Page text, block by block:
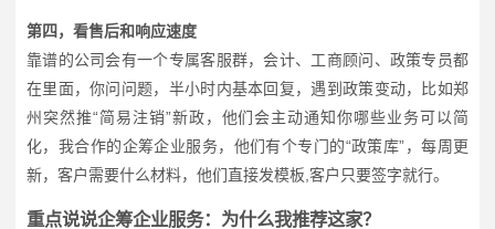
第四，看售后和响应速度
靠谱的公司会有一个专属客服群，会计、工商顾问、政策专员都
在里面，你问问题，半小时内基本回复，遇到政策变动，比如郑
州突然推“简易注销”新政，他们会主动通知你哪些业务可以简
化，我合作的企筹企业服务，他们有个专门的“政策库”，每周更
新，客户需要什么材料，他们直接发模板,客户只要签字就行。
重点说说企筹企业服务：为什么我推荐这家？